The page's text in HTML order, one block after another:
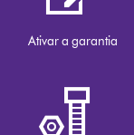
Ativar a garantia